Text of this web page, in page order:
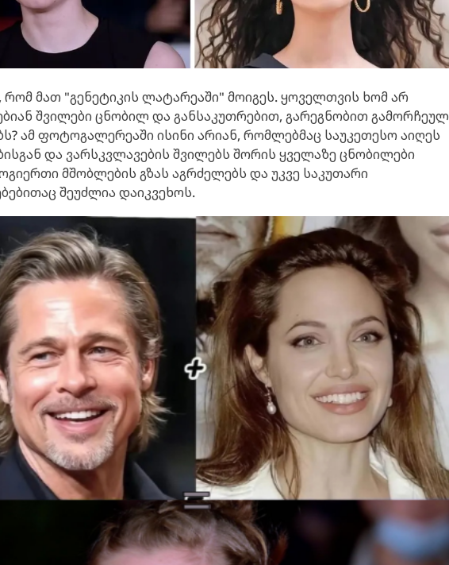
რომ მათ "გენეტიკის ლატარეაში" მოიგეს. ყოველთვის ხომ არ
შვილები ცნობილ და განსაკუთრებით, გარეგნობით გამორჩეულ
ამ ფოტოგალერეაში ისინი არიან, რომლებმაც საუკეთესო აიღეს
და ვარსკვლავების შვილებს შორის ყველაზე ცნობილები
მშობლების გზას აგრძელებს და უკვე საკუთარი
შეუძლია დაიკვეხოს.